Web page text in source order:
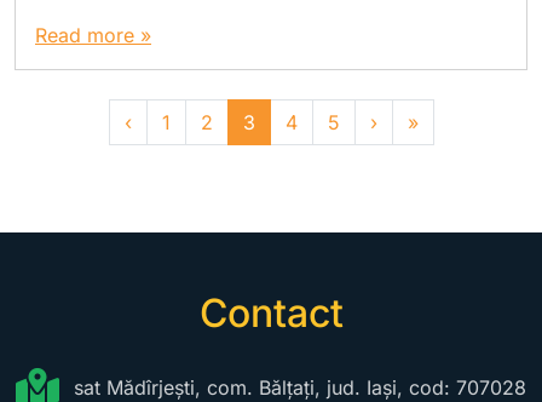
Read more »
Page navigation
‹ Page
1 Page
2 Current Page
3 Page
4 Page
5 › »
Contact
sat Mădîrjești, com. Bălțați, jud. Iași, cod: 707028